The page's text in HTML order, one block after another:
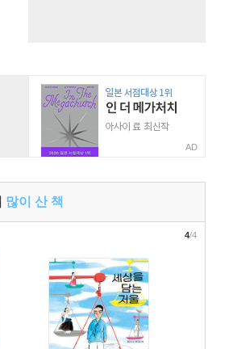
AD
많이 산 책
4/4